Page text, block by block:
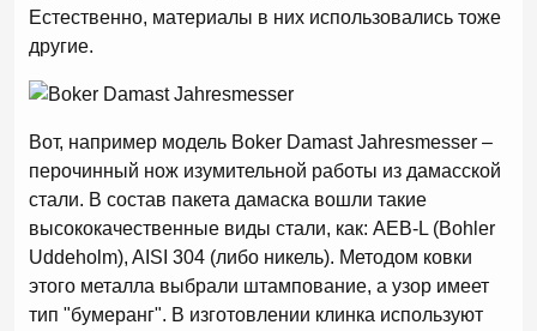
Естественно, материалы в них использовались тоже
другие.
Вот, например модель Boker Damast Jahresmesser –
перочинный нож изумительной работы из дамасской
стали. В состав пакета дамаска вошли такие
высококачественные виды стали, как: AEB-L (Bohler
Uddeholm), AISI 304 (либо никель). Методом ковки
этого металла выбрали штампование, а узор имеет
тип "бумеранг". В изготовлении клинка используют